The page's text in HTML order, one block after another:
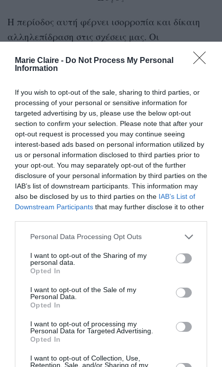
Marie Claire - Do Not Process My Personal
Information
If you wish to opt-out of the sale, sharing to third parties, or
processing of your personal or sensitive information for
targeted advertising by us, please use the below opt-out
section to confirm your selection. Please note that after your
opt-out request is processed you may continue seeing
interest-based ads based on personal information utilized by
us or personal information disclosed to third parties prior to
your opt-out. You may separately opt-out of the further
disclosure of your personal information by third parties on the
IAB’s list of downstream participants. This information may
also be disclosed by us to third parties on the IAB’s List of
Downstream Participants that may further disclose it to other
Personal Data Processing Opt Outs
I want to opt-out of the Sharing of my
personal data.
Opted In
I want to opt-out of the Sale of my
Personal Data.
Opted In
I want to opt-out of processing my
Personal Data for Targeted Advertising.
Opted In
I want to opt-out of Collection, Use,
Retention, Sale, and/or Sharing of my
Η περίοδος αυτή φέρνει ισορροπία και δίκαιη
αλληλεπίδραση στις σχέσεις μας. Οι
εύκολες και η σχέση μας, είτε ξεκινά τώρα είτε
υπάρχουν παιχνίδια εξουσίας και αυτό μας
χαροποιεί. Από σήμερα μπορούμε να νιώσουμε
ότι η αγάπη μας είναι αληθινά αμοιβαία και ότι
υπάρχει χώρος για να εξελιχθεί.
Ταύρος
Με τη Σελήνη στο ζώδιό μας, νιώθουμε αληθινή
παρουσία και ισορροπία στη σχέση μας. Αυτή η
περίοδος μας φέρνει την αγάπη που βασίζεται
στην ισότητα και την αμοιβαιότητα. Τώρα είναι
τον σύντροφό μας. Η αρμονία και η
από ποτέ.
Ιχθύες
Η περίοδος που ξεκινά από σήμερα μας φέρνει
όνειρα και ρομαντισμό στην αγάπη. Η βαθιά